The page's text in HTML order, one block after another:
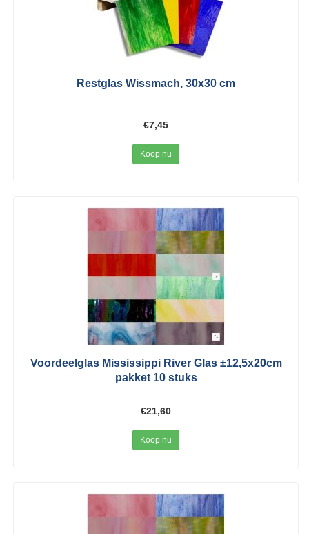
Restglas Wissmach, 30x30 cm
€7,45
Koop nu
Voordeelglas Mississippi River Glas ±12,5x20cm
pakket 10 stuks
€21,60
Koop nu